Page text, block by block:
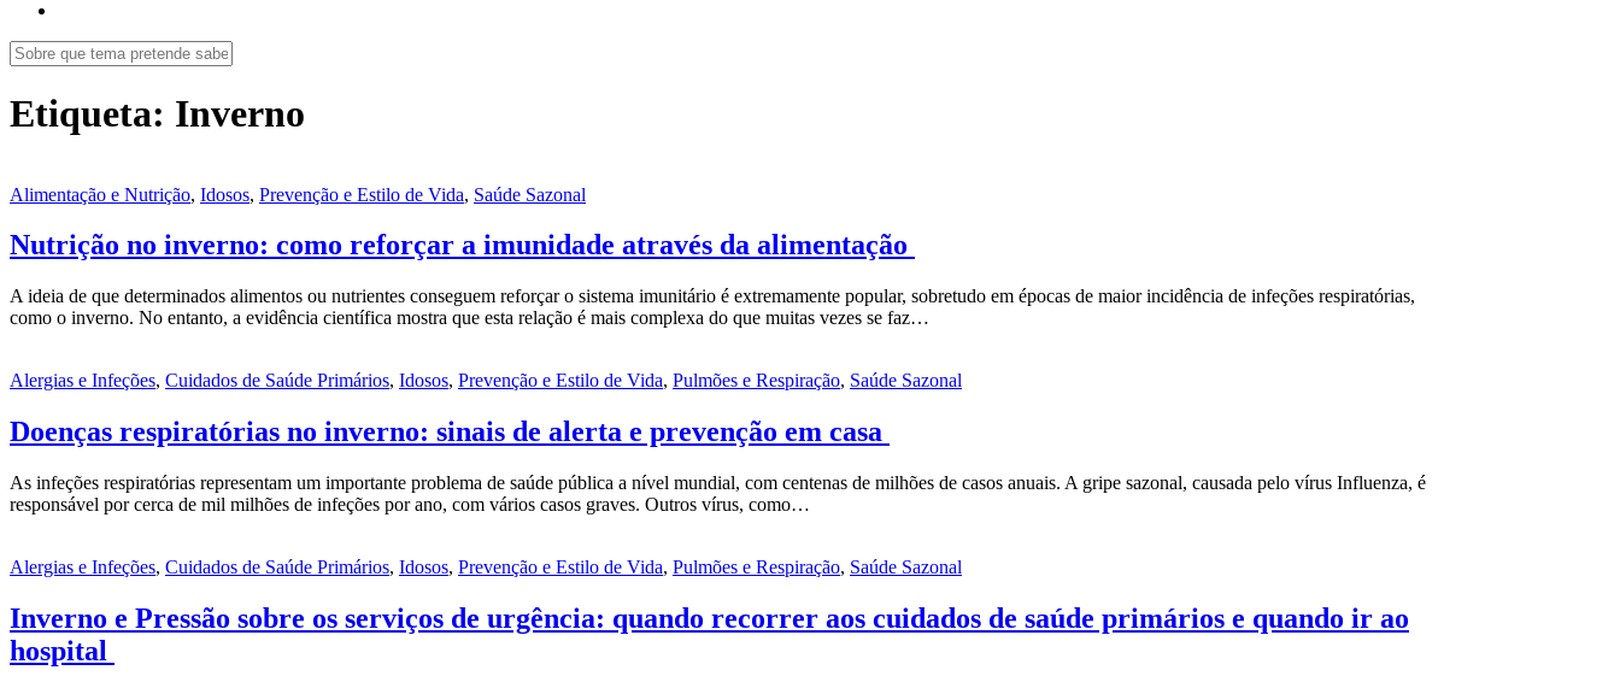
Etiqueta: Inverno
Alimentação e Nutrição, Idosos, Prevenção e Estilo de Vida, Saúde Sazonal
Nutrição no inverno: como reforçar a imunidade através da alimentação
A ideia de que determinados alimentos ou nutrientes conseguem reforçar o sistema imunitário é extremamente popular, sobretudo em épocas de maior incidência de infeções respiratórias,
como o inverno. No entanto, a evidência científica mostra que esta relação é mais complexa do que muitas vezes se faz…
Alergias e Infeções, Cuidados de Saúde Primários, Idosos, Prevenção e Estilo de Vida, Pulmões e Respiração, Saúde Sazonal
Doenças respiratórias no inverno: sinais de alerta e prevenção em casa
As infeções respiratórias representam um importante problema de saúde pública a nível mundial, com centenas de milhões de casos anuais. A gripe sazonal, causada pelo vírus Influenza, é
responsável por cerca de mil milhões de infeções por ano, com vários casos graves. Outros vírus, como…
Alergias e Infeções, Cuidados de Saúde Primários, Idosos, Prevenção e Estilo de Vida, Pulmões e Respiração, Saúde Sazonal
Inverno e Pressão sobre os serviços de urgência: quando recorrer aos cuidados de saúde primários e quando ir ao
hospital